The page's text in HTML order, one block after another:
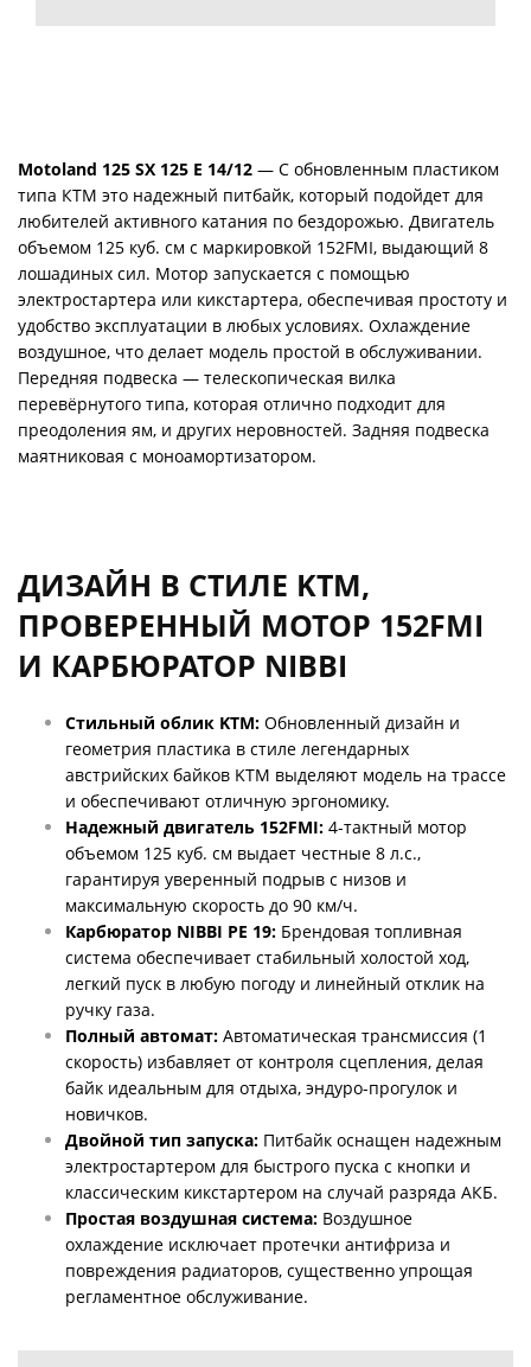
Motoland 125 SX 125 E 14/12 — С обновленным пластиком
типа КТМ это надежный питбайк, который подойдет для
любителей активного катания по бездорожью. Двигатель
объемом 125 куб. см с маркировкой 152FMI, выдающий 8
лошадиных сил. Мотор запускается с помощью
электростартера или кикстартера, обеспечивая простоту и
удобство эксплуатации в любых условиях. Охлаждение
воздушное, что делает модель простой в обслуживании.
Передняя подвеска — телескопическая вилка
перевёрнутого типа, которая отлично подходит для
преодоления ям, и других неровностей. Задняя подвеска
маятниковая с моноамортизатором.
ДИЗАЙН В СТИЛЕ KTM,
ПРОВЕРЕННЫЙ МОТОР 152FMI
И КАРБЮРАТОР NIBBI
Стильный облик KTM: Обновленный дизайн и
геометрия пластика в стиле легендарных
австрийских байков KTM выделяют модель на трассе
и обеспечивают отличную эргономику.
Надежный двигатель 152FMI: 4-тактный мотор
объемом 125 куб. см выдает честные 8 л.с.,
гарантируя уверенный подрыв с низов и
максимальную скорость до 90 км/ч.
Карбюратор NIBBI PE 19: Брендовая топливная
система обеспечивает стабильный холостой ход,
легкий пуск в любую погоду и линейный отклик на
ручку газа.
Полный автомат: Автоматическая трансмиссия (1
скорость) избавляет от контроля сцепления, делая
байк идеальным для отдыха, эндуро-прогулок и
новичков.
Двойной тип запуска: Питбайк оснащен надежным
электростартером для быстрого пуска с кнопки и
классическим кикстартером на случай разряда АКБ.
Простая воздушная система: Воздушное
охлаждение исключает протечки антифриза и
повреждения радиаторов, существенно упрощая
регламентное обслуживание.